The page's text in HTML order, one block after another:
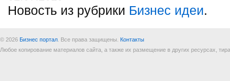
Новость из рубрики Бизнес идеи.
© 2026 Бизнес портал . Все права защищены. Контакты
Любое копирование материалов сайта, а также их размещение в других ресурсах,